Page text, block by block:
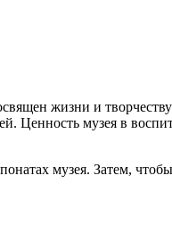
жизни и
Ценность музея в
музея. Затем,